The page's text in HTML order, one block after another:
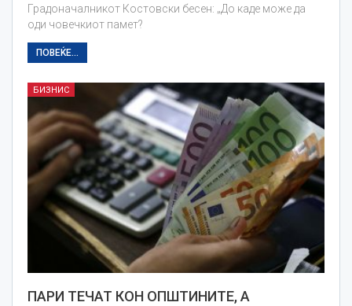
Градоначалникот Костовски бесен: „До каде може да
оди човечкиот памет?
ПОВЕЌЕ...
БИЗНИС
ПАРИ ТЕЧАТ КОН ОПШТИНИТЕ, А